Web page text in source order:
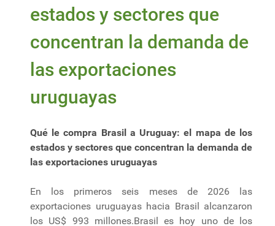
estados y sectores que
concentran la demanda de
las exportaciones
uruguayas
Qué le compra Brasil a Uruguay: el mapa de los
estados y sectores que concentran la demanda de
las exportaciones uruguayas
En los primeros seis meses de 2026 las
exportaciones uruguayas hacia Brasil alcanzaron
los US$ 993 millones.Brasil es hoy uno de los